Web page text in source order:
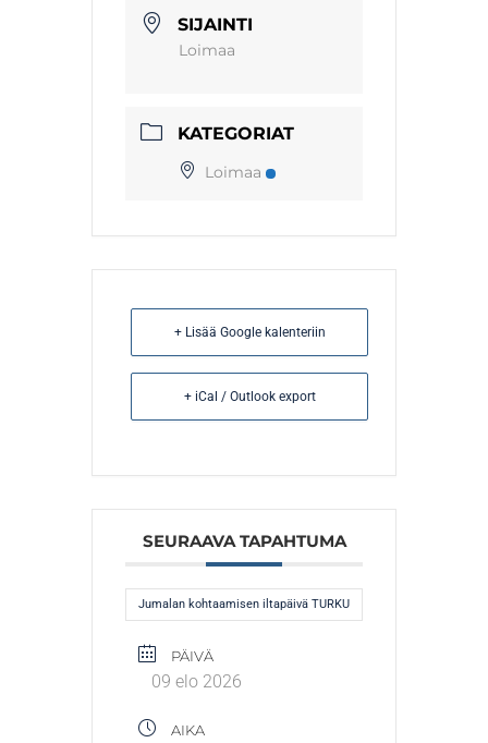
SIJAINTI
Loimaa
KATEGORIAT
Loimaa
+ Lisää Google kalenteriin
+ iCal / Outlook export
SEURAAVA TAPAHTUMA
Jumalan kohtaamisen iltapäivä TURKU
PÄIVÄ
09 elo 2026
AIKA